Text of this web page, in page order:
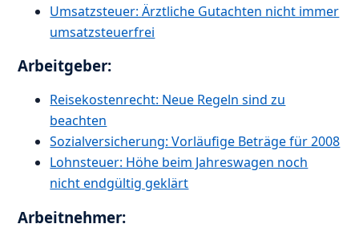
Umsatzsteuer: Ärztliche Gutachten nicht immer
umsatzsteuerfrei
Arbeitgeber:
Reisekostenrecht: Neue Regeln sind zu
beachten
Sozialversicherung: Vorläufige Beträge für 2008
Lohnsteuer: Höhe beim Jahreswagen noch
nicht endgültig geklärt
Arbeitnehmer: